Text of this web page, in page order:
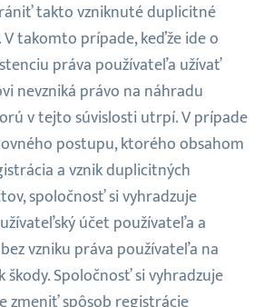
takto vzniknuté duplicitné
takomto prípade, keďže ide o
práva používateľa užívať
nevzniká právo na náhradu
v tejto súvislosti utrpí. V prípade
postupu, ktorého obsahom
a vznik duplicitných
spoločnosť si vyhradzuje
účet používateľa a
vzniku práva používateľa na
Spoločnosť si vyhradzuje